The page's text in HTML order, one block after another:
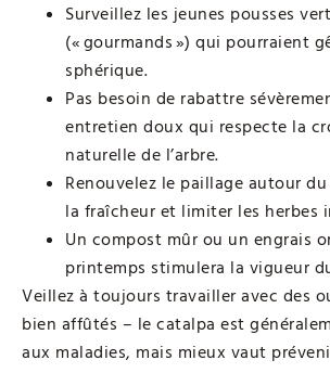
Surveillez les jeunes pousses
(« gourmands ») qui pourraient
sphérique.
Pas besoin de rabattre
entretien doux qui respecte la
naturelle de l’arbre.
Renouvelez le paillage autour
la fraîcheur et limiter les herbes
Un compost mûr ou un engrais
printemps stimulera la vigueur
Veillez à toujours travailler avec des
bien affûtés – le catalpa est
aux maladies, mais mieux vaut